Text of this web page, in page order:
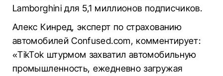
Lamborghini для 5,1 миллионов подписчиков.
Алекс Кинред, эксперт по страхованию
автомобилей Confused.com, комментирует:
«TikTok штурмом захватил автомобильную
промышленность, ежедневно загружая